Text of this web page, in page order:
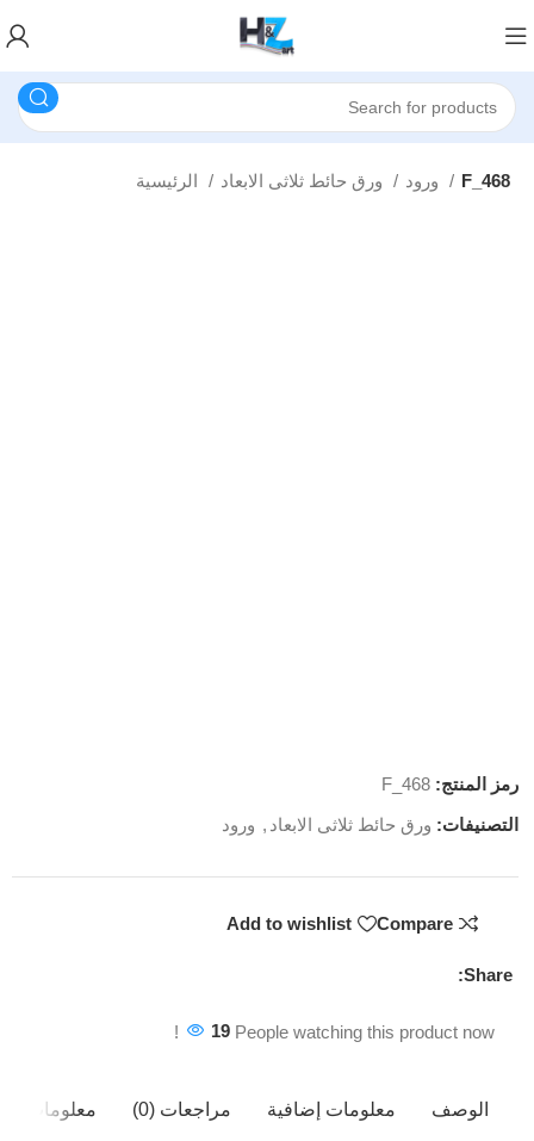
F_468
رمز المنتج:F_468
التصنيفات: ورق حائط ثلاثى الابعاد , ورود
Compare
Add to wishlist
Share:
19 People watching this product now!
الوصف معلومات إضافية مراجعات (0) معلومات